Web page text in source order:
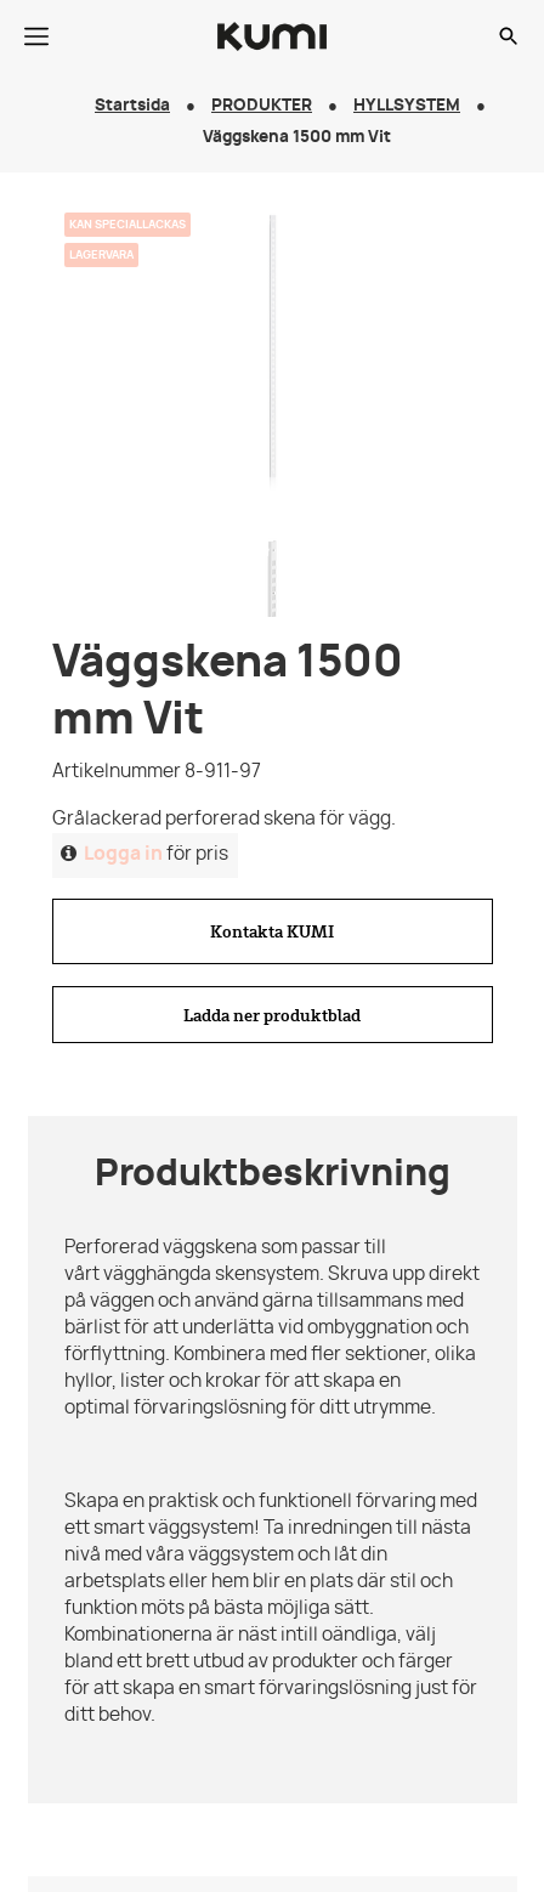
Startsida PRODUKTER
HYLLSYSTEM
Väggskena 1500 mm Vit
KAN SPECIALLACKAS
LAGERVARA
Väggskena 1500
mm Vit
Artikelnummer 8-911-97
Grålackerad perforerad skena för vägg.
Logga in för pris
Kontakta KUMI
Ladda ner produktblad
Produktbeskrivning
Perforerad väggskena som passar till
vårt vägghängda skensystem. Skruva upp direkt
på väggen och använd gärna tillsammans med
bärlist för att underlätta vid ombyggnation och
förflyttning. Kombinera med fler sektioner, olika
hyllor, lister och krokar för att skapa en
optimal förvaringslösning för ditt utrymme.
Skapa en praktisk och funktionell förvaring med
ett smart väggsystem! Ta inredningen till nästa
nivå med våra väggsystem och låt din
arbetsplats eller hem blir en plats där stil och
funktion möts på bästa möjliga sätt.
Kombinationerna är näst intill oändliga, välj
bland ett brett utbud av produkter och färger
för att skapa en smart förvaringslösning just för
ditt behov.